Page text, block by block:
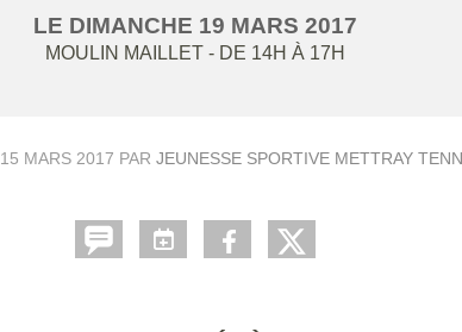
LE DIMANCHE 19 MARS 2017
MOULIN MAILLET - DE 14H À 17H
15 MARS 2017 PAR JEUNESSE SPORTIVE METTRAY